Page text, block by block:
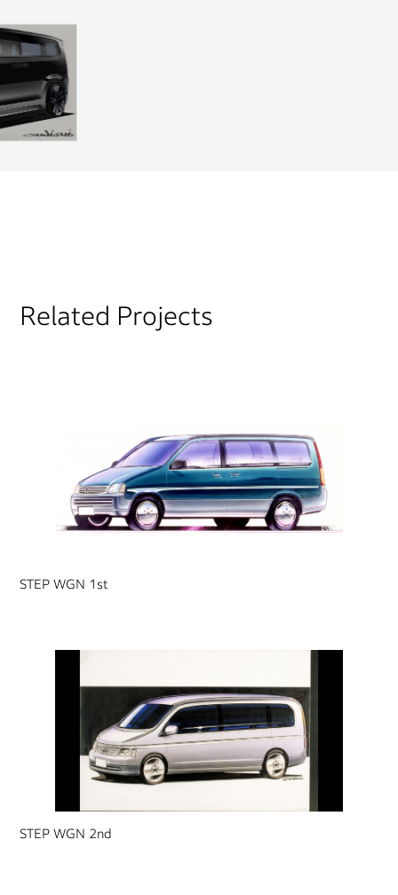
Related Projects
STEP WGN 1st
STEP WGN 2nd